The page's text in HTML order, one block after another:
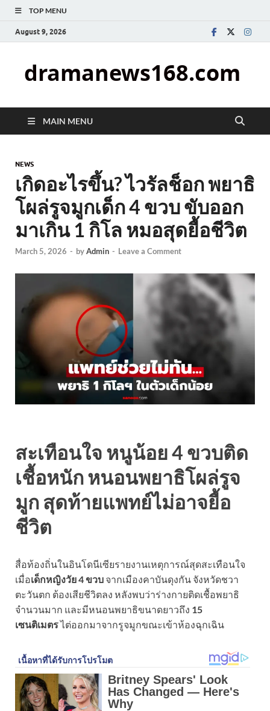
TOP MENU
August 9, 2026
dramanews168.com
MAIN MENU
NEWS
เกิดอะไรขึ้น? ไวรัลช็อก พยาธิ
โผล่รูจมูกเด็ก 4 ขวบ ขับออก
มาเกิน 1 กิโล หมอสุดยื้อชีวิต
March 5, 2026 - byAdmin - Leave a Comment
สะเทือนใจ หนูน้อย 4 ขวบติด
เชื้อหนัก หนอนพยาธิโผล่รูจ
มูก สุดท้ายแพทย์ไม่อาจยื้อ
ชีวิต
สื่อท้องถิ่นในอินโดนีเซียรายงานเหตุการณ์สุดสะเทือนใจ
เมื่อเด็กหญิงวัย 4 ขวบ จากเมืองคาบันดุงกัน จังหวัดชวา
ตะวันตก ต้องเสียชีวิตลง หลังพบว่าร่างกายติดเชื้อพยาธิ
จำนวนมาก และมีหนอนพยาธิขนาดยาวถึง 15
เซนติเมตรไต่ออกมาจากรูจมูกขณะเข้าห้องฉุกเฉิน